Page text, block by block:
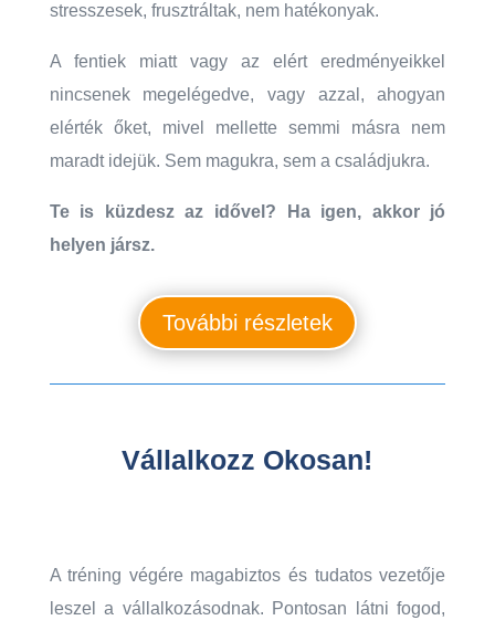
stresszesek, frusztráltak, nem hatékonyak.
A fentiek miatt vagy az elért eredményeikkel
nincsenek megelégedve, vagy azzal, ahogyan
elérték őket, mivel mellette semmi másra nem
maradt idejük. Sem magukra, sem a családjukra.
Te is küzdesz az idővel? Ha igen, akkor jó
helyen jársz.
További részletek
Vállalkozz Okosan!
A tréning végére magabiztos és tudatos vezetője
leszel a vállalkozásodnak. Pontosan látni fogod,